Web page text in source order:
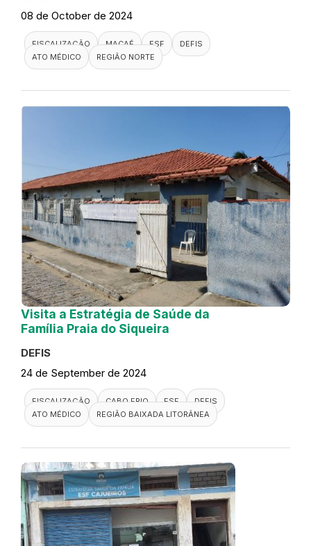
08 de October de 2024
FISCALIZAÇÃO MACAÉ ESF
DEFIS
ATO MÉDICO
REGIÃO NORTE
Visita a Estratégia de Saúde da
Família Praia do Siqueira
DEFIS
24 de September de 2024
FISCALIZAÇÃO CABO FRIO ESF
DEFIS
ATO MÉDICO
REGIÃO BAIXADA LITORÂNEA